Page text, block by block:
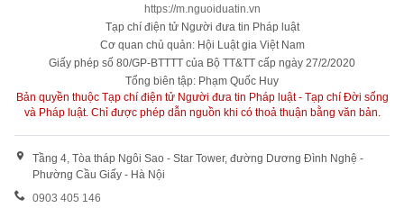
https://m.nguoiduatin.vn
Tạp chí điện tử Người đưa tin Pháp luật
Cơ quan chủ quản: Hội Luật gia Việt Nam
Giấy phép số 80/GP-BTTTT của Bộ TT&TT cấp ngày 27/2/2020
Tổng biên tập: Phạm Quốc Huy
Bản quyền thuộc Tạp chí điện tử Người đưa tin Pháp luật - Tạp chí Đời sống
và Pháp luật. Chỉ được phép dẫn nguồn khi có thoả thuận bằng văn bản.
Tầng 4, Tòa tháp Ngôi Sao - Star Tower, đường Dương Đình Nghệ -
Phường Cầu Giấy - Hà Nội
0903 405 146